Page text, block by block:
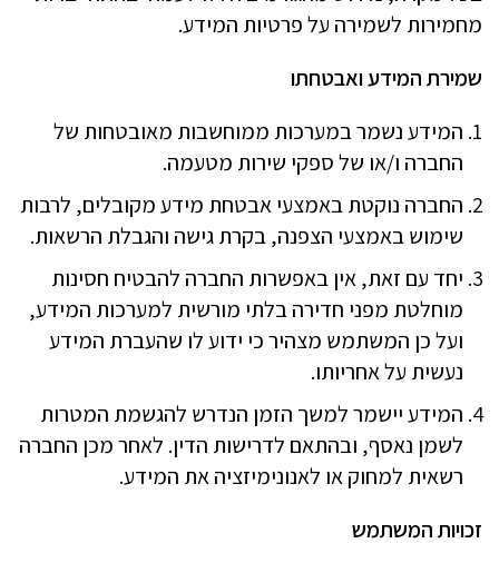
מחמירות לשמירה על פרטיות המידע.
שמירת המידע ואבטחתו
המידע נשמר במערכות ממוחשבות מאובטחות של
החברה ו/או של ספקי שירות מטעמה.
החברה נוקטת באמצעי אבטחת מידע מקובלים, לרבות
שימוש באמצעי הצפנה, בקרת גישה והגבלת הרשאות.
יחד עם זאת, אין באפשרות החברה להבטיח חסינות
מוחלטת מפני חדירה בלתי מורשית למערכות המידע,
ועל כן המשתמש מצהיר כי ידוע לו שהעברת המידע
נעשית על אחריותו.
המידע יישמר למשך הזמן הנדרש להגשמת המטרות
לשמן נאסף, ובהתאם לדרישות הדין. לאחר מכן החברה
רשאית למחוק או לאנונימיזציה את המידע.
זכויות המשתמש